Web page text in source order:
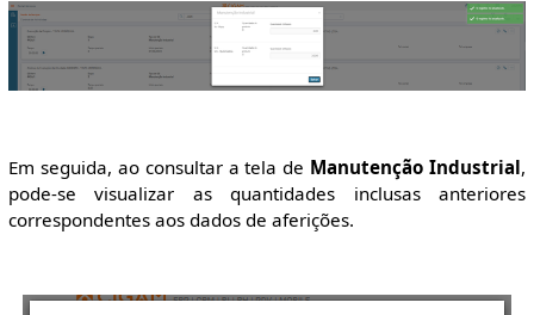
Em seguida, ao consultar a tela de Manutenção Industrial,
pode-se visualizar as quantidades inclusas anteriores
correspondentes aos dados de aferições.